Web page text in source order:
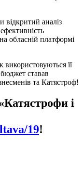
відкритий аналіз
обласній платформі
використовуються її
ставав
та Катястроф!
і
19!